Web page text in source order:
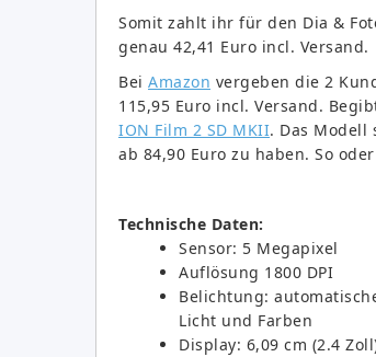
Somit zahlt ihr für den Dia &
genau 42,41 Euro incl. Versand.
Bei Amazon vergeben die 2
115,95 Euro incl. Versand.
ION Film 2 SD MKII. Das Modell
ab 84,90 Euro zu haben. So
Technische Daten:
Sensor: 5 Megapixel
Auflösung 1800 DPI
Belichtung:
Licht und Farben
Display: 6,09 cm (2.4